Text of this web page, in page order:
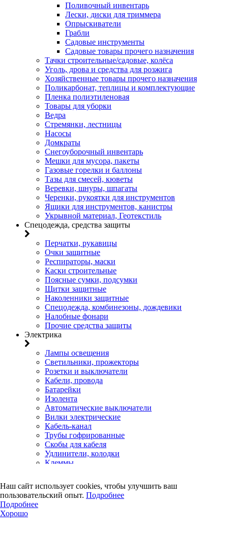
Поливочный инвентарь
Лески, диски для триммера
Опрыскиватели
Грабли
Садовые инструменты
Садовые товары прочего назначения
Тачки строительные/садовые, колёса
Уголь, дрова и средства для розжига
Хозяйственные товары прочего назначения
Поликарбонат, теплицы и комплектующие
Пленка полиэтиленовая
Товары для уборки
Ведра
Стремянки, лестницы
Насосы
Домкраты
Снегоуборочный инвентарь
Мешки для мусора, пакеты
Газовые горелки и баллоны
Тазы для смесей, кюветы
Веревки, шнуры, шпагаты
Черенки, рукоятки для инструментов
Ящики для инструментов, канистры
Укрывной материал, Геотекстиль
Спецодежда, средства защиты
Перчатки, рукавицы
Очки защитные
Респираторы, маски
Каски строительные
Поясные сумки, подсумки
Щитки защитные
Наколенники защитные
Спецодежда, комбинезоны, дождевики
Налобные фонари
Прочие средства защиты
Электрика
Лампы освещения
Светильники, прожекторы
Розетки и выключатели
Кабели, провода
Батарейки
Изолента
Автоматические выключатели
Вилки электрические
Кабель-канал
Трубы гофрированные
Скобы для кабеля
Удлинители, колодки
Клеммы
Электротовары прочего назначения
Двери, сейф
Наш сайт использует cookies, чтобы улучшить ваш
пользовательский опыт. Подробнее
Подробнее
Хорошо